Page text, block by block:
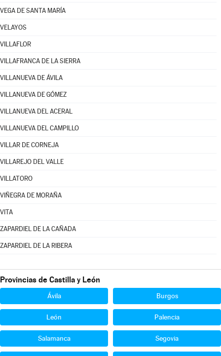
VEGA DE SANTA MARÍA
VELAYOS
VILLAFLOR
VILLAFRANCA DE LA SIERRA
VILLANUEVA DE ÁVILA
VILLANUEVA DE GÓMEZ
VILLANUEVA DEL ACERAL
VILLANUEVA DEL CAMPILLO
VILLAR DE CORNEJA
VILLAREJO DEL VALLE
VILLATORO
VIÑEGRA DE MORAÑA
VITA
ZAPARDIEL DE LA CAÑADA
ZAPARDIEL DE LA RIBERA
Provincias de Castilla y León
Ávila Burgos
León Palencia
Salamanca Segovia